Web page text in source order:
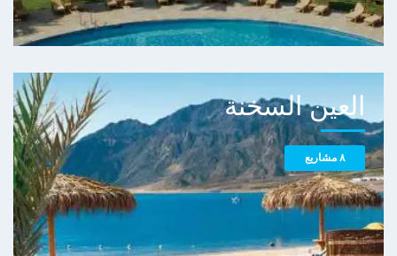
العين السخنة
٨ مشاريع